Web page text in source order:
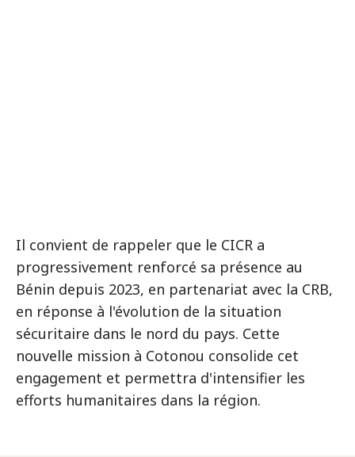
Il convient de rappeler que le CICR a
progressivement renforcé sa présence au
Bénin depuis 2023, en partenariat avec la CRB,
en réponse à l'évolution de la situation
sécuritaire dans le nord du pays. Cette
nouvelle mission à Cotonou consolide cet
engagement et permettra d'intensifier les
efforts humanitaires dans la région.